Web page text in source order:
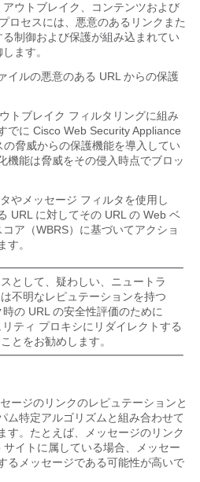
ウトブレイク、コンテンツおよび
ロセスには、悪意のあるリンクまた
制御および保護が組み込まれてい
ます。
イルの悪意のある URL からの保護
トブレイク フィルタリングに組み
でに Cisco Web Security Appliance
脅威からの保護機能を導入してい
機能は脅威をその侵入時点でブロッ
やメッセージ フィルタを使用し
URL に対してその URL の Web ベ
ア（WBRS）に基づいてアクショ
す。
として、疑わしい、ニュートラ
不明なレピュテーションを持つ
の URL の安全性評価のために
ティ プロキシにリダイレクトする
とをお勧めします。
ージのリンクのレピュテーションと
ム特定アルゴリズムと組み合わせて
す。たとえば、メッセージのリンク
イトに属している場合、メッセー
るメッセージである可能性が高いで